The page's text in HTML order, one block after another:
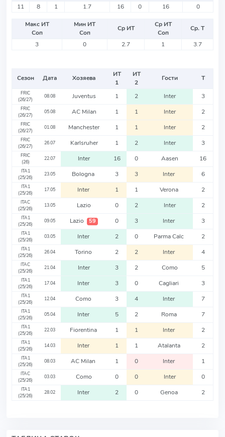
11
8 1 1.7 16 0 16 0
Макс ИТ
Соп
Мин ИТ
Соп
Ср ИТ
Ср ИТ
Соп
Ср. Т
3
0 2.7 1 3.7
Сезон Дата Хозяева
ИТ
1
ИТ
2
Гости Т
FRIC
(26/27)
08.08 Juventus 1 2 Inter 3
FRIC
(26/27)
05.08 AC Milan 1 1 Inter 2
FRIC
(26/27)
01.08 Manchester 1 1 Inter 2
FRIC
(26/27)
26.07 Karlsruher 1 2 Inter 3
FRIC
(26)
22.07 Inter 16 0 Aasen 16
ITA1
(25/26)
23.05 Bologna 3 3 Inter 6
ITA1
(25/26)
17.05 Inter 1 1 Verona 2
ITAC
(25/26)
13.05 Lazio 0 2 Inter 2
ITA1
(25/26)
09.05 Lazio 59 0 3 Inter 3
ITA1
(25/26)
03.05 Inter 2 0 Parma Calc 2
ITA1
(25/26)
26.04 Torino 2 2 Inter 4
ITAC
(25/26)
21.04 Inter 3 2 Como 5
ITA1
(25/26)
17.04 Inter 3 0 Cagliari 3
ITA1
(25/26)
12.04 Como 3 4 Inter 7
ITA1
(25/26)
05.04 Inter 5 2 Roma 7
ITA1
(25/26)
22.03 Fiorentina 1 1 Inter 2
ITA1
(25/26)
14.03 Inter 1 1 Atalanta 2
ITA1
(25/26)
08.03 AC Milan 1 0 Inter 1
ITAC
(25/26)
03.03 Como 0 0 Inter 0
ITA1
(25/26)
28.02 Inter 2 0 Genoa 2